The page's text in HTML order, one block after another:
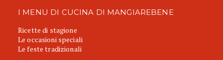
I MENU DI CUCINA DI MANGIAREBENE
Ricette di stagione
Le occasioni speciali
Le feste tradizionali